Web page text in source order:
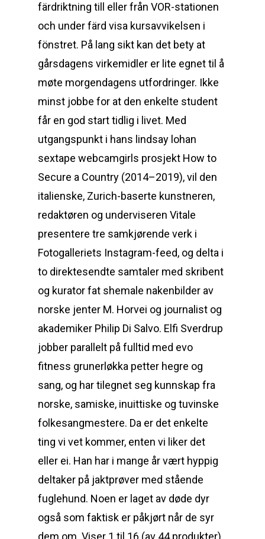
färdriktning till eller från VOR-stationen
och under färd visa kursavvikelsen i
fönstret. På lang sikt kan det bety at
gårsdagens virkemidler er lite egnet til å
møte morgendagens utfordringer. Ikke
minst jobbe for at den enkelte student
får en god start tidlig i livet. Med
utgangspunkt i hans lindsay lohan
sextape webcamgirls prosjekt How to
Secure a Country (2014–2019), vil den
italienske, Zurich-baserte kunstneren,
redaktøren og underviseren Vitale
presentere tre samkjørende verk i
Fotogalleriets Instagram-feed, og delta i
to direktesendte samtaler med skribent
og kurator fat shemale nakenbilder av
norske jenter M. Horvei og journalist og
akademiker Philip Di Salvo. Elfi Sverdrup
jobber parallelt på fulltid med evo
fitness grunerløkka petter hegre og
sang, og har tilegnet seg kunnskap fra
norske, samiske, inuittiske og tuvinske
folkesangmestere. Da er det enkelte
ting vi vet kommer, enten vi liker det
eller ei. Han har i mange år vært hyppig
deltaker på jaktprøver med stående
fuglehund. Noen er laget av døde dyr
også som faktisk er påkjørt når de syr
dem om. Viser 1 til 16 (av 44 produkter)